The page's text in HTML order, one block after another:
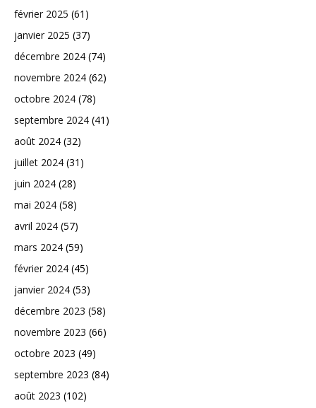
février 2025 (61)
janvier 2025 (37)
décembre 2024 (74)
novembre 2024 (62)
octobre 2024 (78)
septembre 2024 (41)
août 2024 (32)
juillet 2024 (31)
juin 2024 (28)
mai 2024 (58)
avril 2024 (57)
mars 2024 (59)
février 2024 (45)
janvier 2024 (53)
décembre 2023 (58)
novembre 2023 (66)
octobre 2023 (49)
septembre 2023 (84)
août 2023 (102)